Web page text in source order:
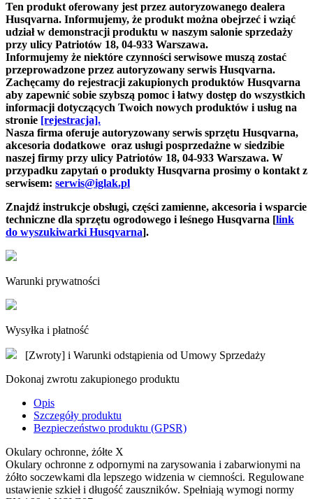
Ten produkt oferowany jest przez autoryzowanego dealera
Husqvarna. Informujemy, że produkt można obejrzeć i wziąć
udział w demonstracji produktu w naszym salonie sprzedaży
przy ulicy Patriotów 18, 04-933 Warszawa.
Informujemy że niektóre czynności serwisowe muszą zostać
przeprowadzone przez autoryzowany serwis Husqvarna.
Zachęcamy do rejestracji zakupionych produktów Husqvarna
aby zapewnić sobie szybszą pomoc i łatwy dostęp do wszystkich
informacji dotyczących Twoich nowych produktów i usług na
stronie [rejestracja].
Nasza firma oferuje autoryzowany serwis sprzętu Husqvarna,
akcesoria dodatkowe oraz usługi posprzedażne w siedzibie
naszej firmy przy ulicy Patriotów 18, 04-933 Warszawa. W
przypadku zapytań o produkty Husqvarna prosimy o kontakt z
serwisem: serwis@iglak.pl
Znajdź instrukcje obsługi, części zamienne, akcesoria i wsparcie
techniczne dla sprzętu ogrodowego i leśnego Husqvarna [link
do wyszukiwarki Husqvarna].
Warunki prywatności
Wysyłka i płatność
[Zwroty] i Warunki odstąpienia od Umowy Sprzedaży
Dokonaj zwrotu zakupionego produktu
Opis
Szczegóły produktu
Bezpieczeństwo produktu (GPSR)
Okulary ochronne, żółte X
Okulary ochronne z odpornymi na zarysowania i zabarwionymi na
żółto soczewkami dla lepszego widzenia w ciemności. Regulowane
ustawienie szkieł i długość zauszników. Spełniają wymogi normy